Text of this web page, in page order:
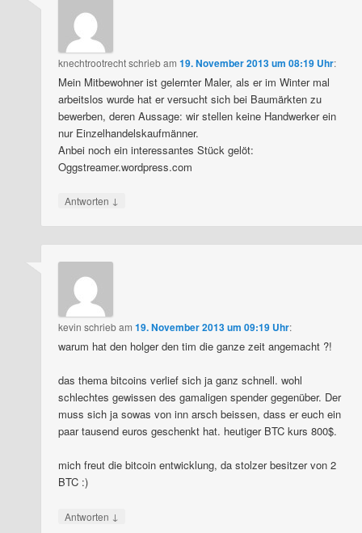
knechtrootrechtschriebam19. November 2013 um 08:19 Uhr:
Mein Mitbewohner ist gelernter Maler, als er im Winter mal
arbeitslos wurde hat er versucht sich bei Baumärkten zu
bewerben, deren Aussage: wir stellen keine Handwerker ein
nur Einzelhandelskaufmänner.
Anbei noch ein interessantes Stück gelöt:
Oggstreamer.wordpress.com
Antworten ↓
kevin schriebam19. November 2013 um 09:19 Uhr:
warum hat den holger den tim die ganze zeit angemacht ?!
das thema bitcoins verlief sich ja ganz schnell. wohl
schlechtes gewissen des gamaligen spender gegenüber. Der
muss sich ja sowas von inn arsch beissen, dass er euch ein
paar tausend euros geschenkt hat. heutiger BTC kurs 800$.
mich freut die bitcoin entwicklung, da stolzer besitzer von 2
BTC :)
Antworten ↓